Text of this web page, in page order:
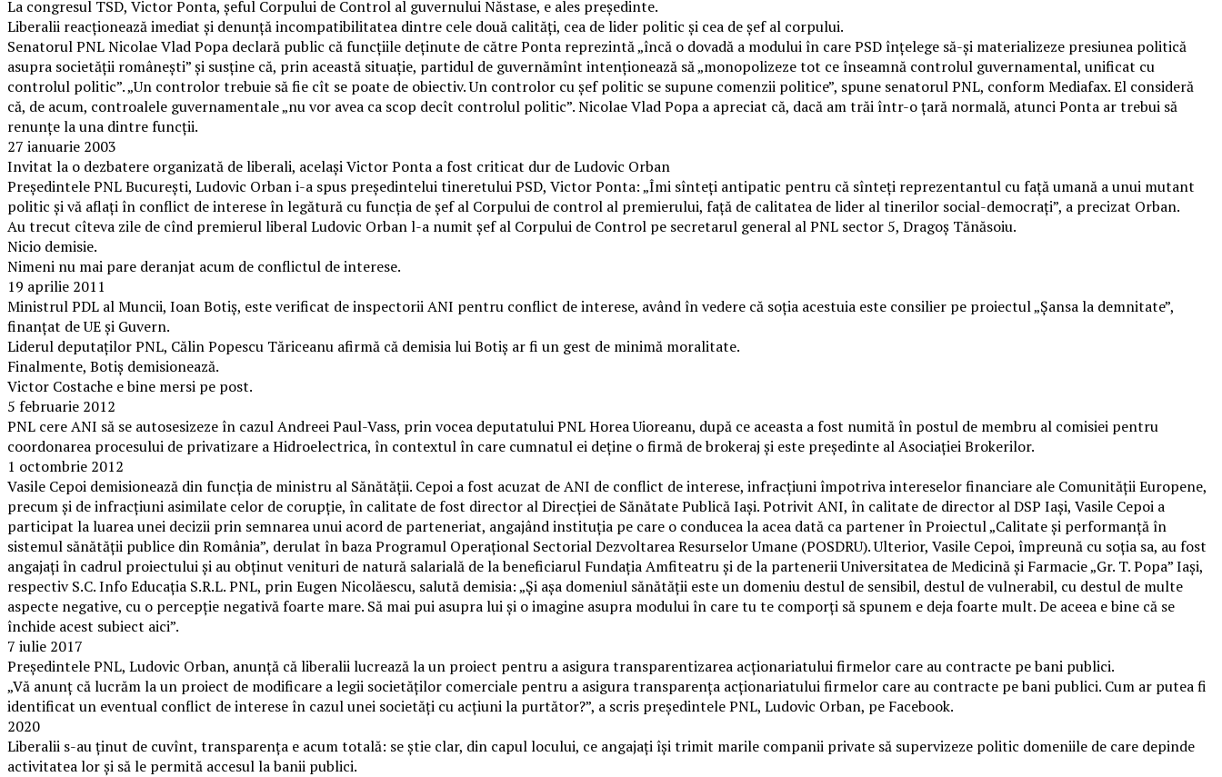
La congresul TSD, Victor Ponta, șeful Corpului de Control al guvernului Năstase, e ales președinte.
Liberalii reacționează imediat și denunță incompatibilitatea dintre cele două calități, cea de lider politic și cea de șef al corpului.
Senatorul PNL Nicolae Vlad Popa declară public că funcţiile deţinute de către Ponta reprezintă „încă o dovadă a modului în care PSD înţelege să-şi materializeze presiunea politică
asupra societăţii româneşti” și susține că, prin această situaţie, partidul de guvernămînt intenţionează să „monopolizeze tot ce înseamnă controlul guvernamental, unificat cu
controlul politic”. „Un controlor trebuie să fie cît se poate de obiectiv. Un controlor cu şef politic se supune comenzii politice”, spune senatorul PNL, conform Mediafax. El consideră
că, de acum, controalele guvernamentale „nu vor avea ca scop decît controlul politic”. Nicolae Vlad Popa a apreciat că, dacă am trăi într-o ţară normală, atunci Ponta ar trebui să
renunţe la una dintre funcţii.
27 ianuarie 2003
Invitat la o dezbatere organizată de liberali, același Victor Ponta a fost criticat dur de Ludovic Orban
Preşedintele PNL Bucureşti, Ludovic Orban i-a spus preşedintelui tineretului PSD, Victor Ponta: „Îmi sînteţi antipatic pentru că sînteţi reprezentantul cu faţă umană a unui mutant
politic şi vă aflaţi în conflict de interese în legătură cu funcţia de şef al Corpului de control al premierului, faţă de calitatea de lider al tinerilor social-democraţi”, a precizat Orban.
Au trecut cîteva zile de cînd premierul liberal Ludovic Orban l-a numit șef al Corpului de Control pe secretarul general al PNL sector 5, Dragoș Tănăsoiu.
Nicio demisie.
Nimeni nu mai pare deranjat acum de conflictul de interese.
19 aprilie 2011
Ministrul PDL al Muncii, Ioan Botiş, este verificat de inspectorii ANI pentru conflict de interese, având în vedere că soţia acestuia este consilier pe proiectul „Şansa la demnitate”,
finanţat de UE şi Guvern.
Liderul deputaților PNL, Călin Popescu Tăriceanu afirmă că demisia lui Botiş ar fi un gest de minimă moralitate.
Finalmente, Botiș demisionează.
Victor Costache e bine mersi pe post.
5 februarie 2012
PNL cere ANI să se autosesizeze în cazul Andreei Paul-Vass, prin vocea deputatului PNL Horea Uioreanu, după ce aceasta a fost numită în postul de membru al comisiei pentru
coordonarea procesului de privatizare a Hidroelectrica, în contextul în care cumnatul ei deţine o firmă de brokeraj şi este preşedinte al Asociaţiei Brokerilor.
1 octombrie 2012
Vasile Cepoi demisionează din funcţia de ministru al Sănătăţii. Cepoi a fost acuzat de ANI de conflict de interese, infracţiuni împotriva intereselor financiare ale Comunităţii Europene,
precum şi de infracţiuni asimilate celor de corupţie, în calitate de fost director al Direcţiei de Sănătate Publică Iaşi. Potrivit ANI, în calitate de director al DSP Iaşi, Vasile Cepoi a
participat la luarea unei decizii prin semnarea unui acord de parteneriat, angajând instituţia pe care o conducea la acea dată ca partener în Proiectul „Calitate şi performanţă în
sistemul sănătăţii publice din România”, derulat în baza Programul Operaţional Sectorial Dezvoltarea Resurselor Umane (POSDRU). Ulterior, Vasile Cepoi, împreună cu soţia sa, au fost
angajaţi în cadrul proiectului şi au obţinut venituri de natură salarială de la beneficiarul Fundaţia Amfiteatru şi de la partenerii Universitatea de Medicină şi Farmacie „Gr. T. Popa” Iaşi,
respectiv S.C. Info Educaţia S.R.L. PNL, prin Eugen Nicolăescu, salută demisia: „Şi aşa domeniul sănătăţii este un domeniu destul de sensibil, destul de vulnerabil, cu destul de multe
aspecte negative, cu o percepţie negativă foarte mare. Să mai pui asupra lui şi o imagine asupra modului în care tu te comporţi să spunem e deja foarte mult. De aceea e bine că se
închide acest subiect aici”.
7 iulie 2017
Preşedintele PNL, Ludovic Orban, anunță că liberalii lucrează la un proiect pentru a asigura transparentizarea acţionariatului firmelor care au contracte pe bani publici.
„Vă anunţ că lucrăm la un proiect de modificare a legii societăţilor comerciale pentru a asigura transparenţa acţionariatului firmelor care au contracte pe bani publici. Cum ar putea fi
identificat un eventual conflict de interese în cazul unei societăţi cu acţiuni la purtător?”, a scris preşedintele PNL, Ludovic Orban, pe Facebook.
2020
Liberalii s-au ținut de cuvînt, transparența e acum totală: se știe clar, din capul locului, ce angajați își trimit marile companii private să supervizeze politic domeniile de care depinde
activitatea lor și să le permită accesul la banii publici.